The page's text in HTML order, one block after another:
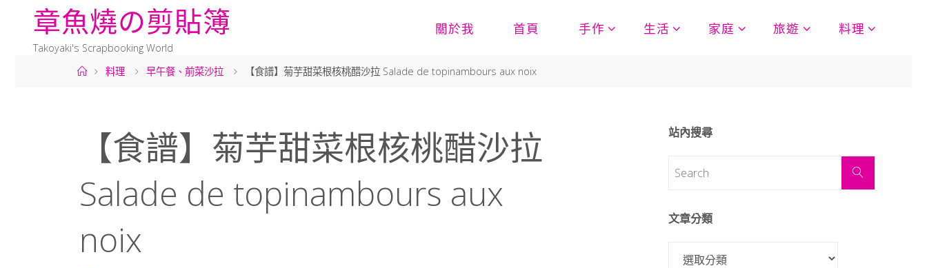
章魚燒の剪貼簿
Takoyaki's Scrapbooking World
關於我 首頁 手作 生活 家庭 旅遊 料理
料理 早午餐、前菜沙拉 【食譜】菊芋甜菜根核桃醋沙拉 Salade de topinambours aux noix
【食譜】菊芋甜菜根核桃醋沙拉
Salade de topinambours aux
noix
站內搜尋
文章分類